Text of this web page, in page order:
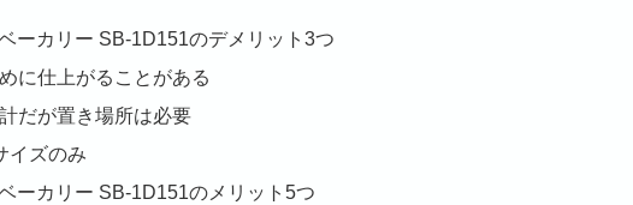
ーカリー SB-1D151のデメリット3つ
に仕上がることがある
だが置き場所は必要
イズのみ
ーカリー SB-1D151のメリット5つ